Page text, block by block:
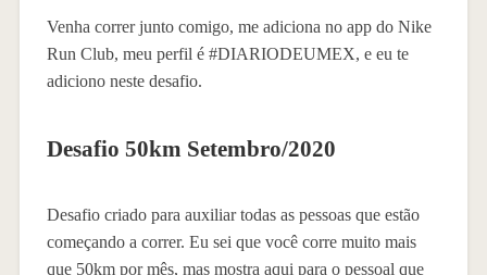
Venha correr junto comigo, me adiciona no app do Nike
Run Club, meu perfil é #DIARIODEUMEX, e eu te
adiciono neste desafio.
Desafio 50km Setembro/2020
Desafio criado para auxiliar todas as pessoas que estão
começando a correr. Eu sei que você corre muito mais
que 50km por mês, mas mostra aqui para o pessoal que